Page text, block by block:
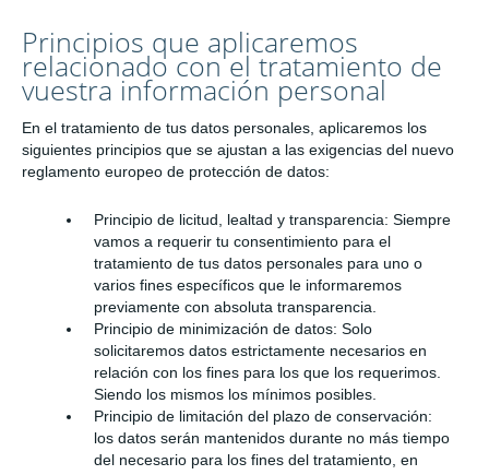
Principios que aplicaremos
relacionado con el tratamiento de
vuestra información personal
En el tratamiento de tus datos personales, aplicaremos los
siguientes principios que se ajustan a las exigencias del nuevo
reglamento europeo de protección de datos:
Principio de licitud, lealtad y transparencia: Siempre
vamos a requerir tu consentimiento para el
tratamiento de tus datos personales para uno o
varios fines específicos que le informaremos
previamente con absoluta transparencia.
Principio de minimización de datos: Solo
solicitaremos datos estrictamente necesarios en
relación con los fines para los que los requerimos.
Siendo los mismos los mínimos posibles.
Principio de limitación del plazo de conservación:
los datos serán mantenidos durante no más tiempo
del necesario para los fines del tratamiento, en